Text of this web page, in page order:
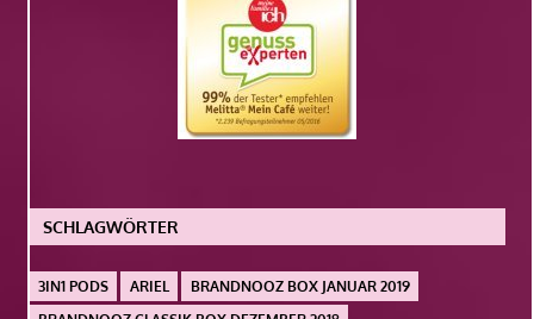
SCHLAGWÖRTER
3IN1 PODS ARIEL
BRANDNOOZ BOX JANUAR 2019